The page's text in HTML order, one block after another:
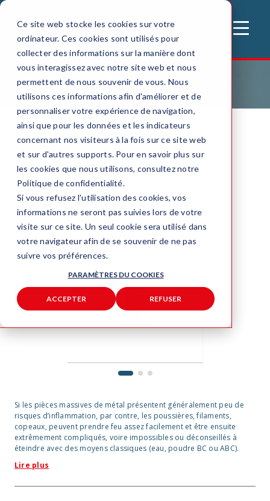
Ce site web stocke les cookies sur votre
ordinateur. Ces cookies sont utilisés pour
collecter des informations sur la manière dont
vous interagissez avec notre site web et nous
permettent de nous souvenir de vous. Nous
utilisons ces informations afin d'améliorer et de
personnaliser votre expérience de navigation,
ainsi que pour les données et les indicateurs
concernant nos visiteurs à la fois sur ce site web
et sur d'autres supports. Pour en savoir plus sur
les cookies que nous utilisons, consultez notre
Politique de confidentialité.
Si vous refusez l'utilisation des cookies, vos
informations ne seront pas suivies lors de votre
visite sur ce site. Un seul cookie sera utilisé dans
votre navigateur afin de se souvenir de ne pas
suivre vos préférences.
PARAMÈTRES DU COOKIES
ACCEPTER REFUSER
MENU
Accueil Extincteur Extincteurs feux métaux
Extincteurs feux
métaux
1 2 3
Si les pièces massives de métal présentent généralement peu de
risques d’inflammation, par contre, les poussières, filaments,
copeaux, peuvent prendre feu assez facilement et être ensuite
extrêmement compliqués, voire impossibles ou déconseillés à
éteindre avec des moyens classiques (eau, poudre BC ou ABC).
Lire plus